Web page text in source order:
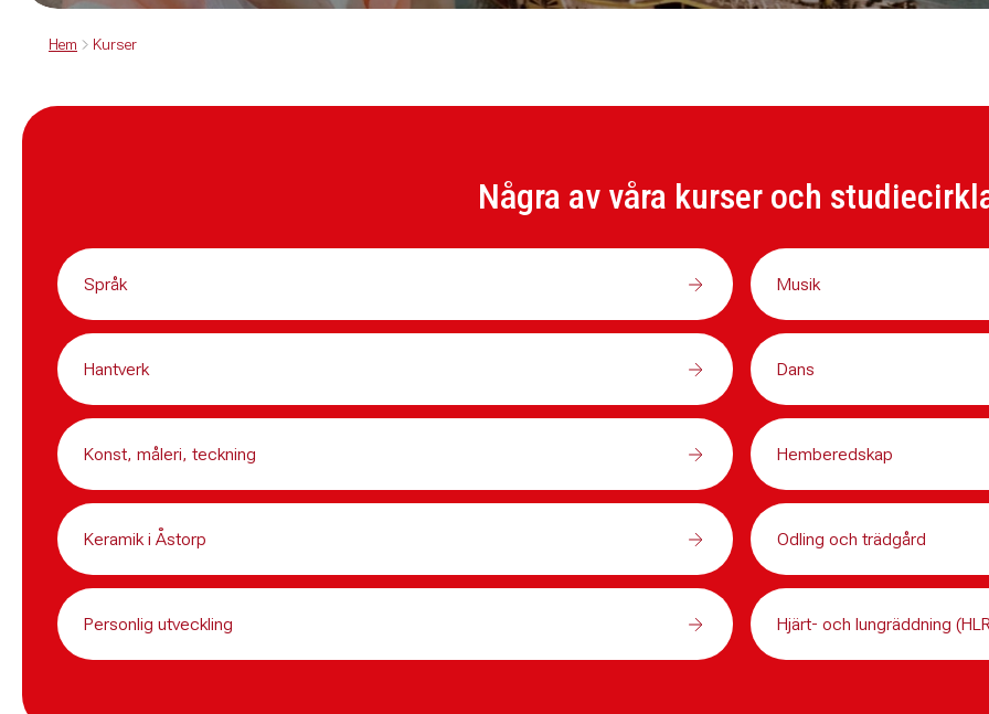
Hem Kurser
Några av våra kurser och
Språk Musik
Hantverk Dans
Konst, måleri, teckning Hemberedskap
Keramik i Åstorp Odling och trädgård
Personlig utveckling Hjärt- och lungräddning